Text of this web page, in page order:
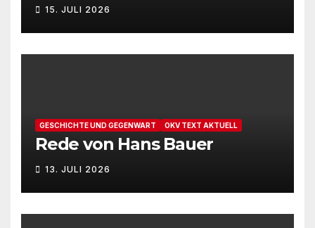
15. JULI 2026
GESCHICHTE UND GEGENWART OKV TEXT AKTUELL
Rede von Hans Bauer
13. JULI 2026